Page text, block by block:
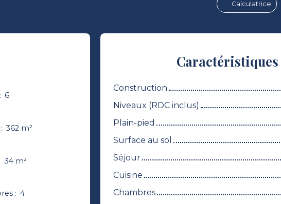
Calculatrice
6
: 362 m²
34 m²
: 4
Caractéristiques
Construction
Niveaux (RDC inclus)
Plain-pied
Surface au sol
Séjour
Cuisine
Chambres